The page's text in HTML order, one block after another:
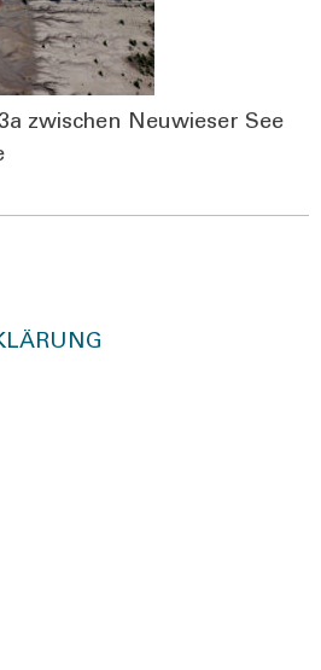
zwi­schen Neu­wie­ser See